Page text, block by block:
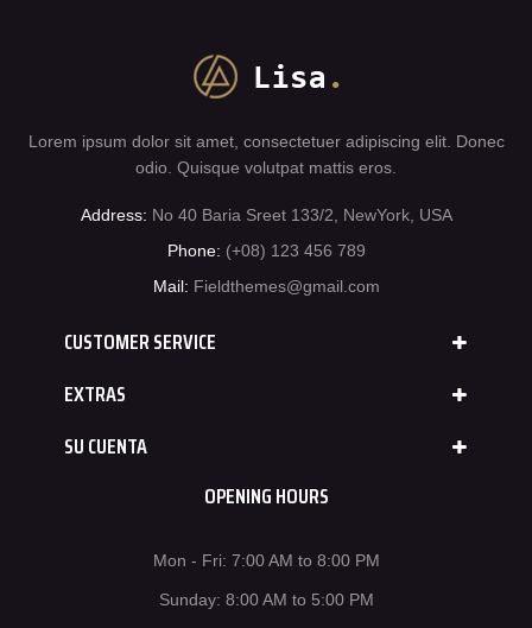
Lorem ipsum dolor sit amet, consectetuer adipiscing elit. Donec
odio. Quisque volutpat mattis eros.
Address: No 40 Baria Sreet 133/2, NewYork, USA
Phone: (+08) 123 456 789
Mail: Fieldthemes@gmail.com
CUSTOMER SERVICE
EXTRAS
SU CUENTA
OPENING HOURS
Mon - Fri: 7:00 AM to 8:00 PM
Sunday: 8:00 AM to 5:00 PM